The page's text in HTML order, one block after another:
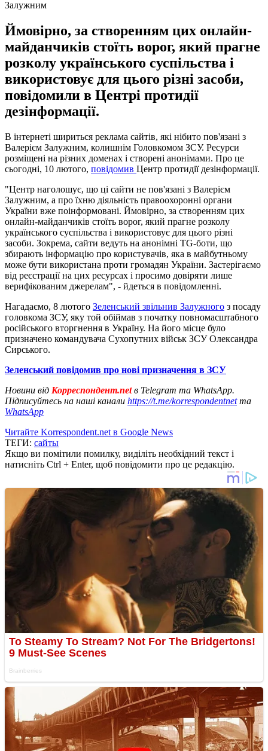
Залужним
Ймовірно, за створенням цих онлайн-
майданчиків стоїть ворог, який прагне
розколу українського суспільства і
використовує для цього різні засоби,
повідомили в Центрі протидії
дезінформації.
В інтернеті шириться реклама сайтів, які нібито пов'язані з
Валерієм Залужним, колишнім Головкомом ЗСУ. Ресурси
розміщені на різних доменах і створені анонімами. Про це
сьогодні, 10 лютого, повідомив Центр протидії дезінформації.
"Центр наголошує, що ці сайти не пов'язані з Валерієм
Залужним, а про їхню діяльність правоохоронні органи
України вже поінформовані. Ймовірно, за створенням цих
онлайн-майданчиків стоїть ворог, який прагне розколу
українського суспільства і використовує для цього різні
засоби. Зокрема, сайти ведуть на анонімні TG-боти, що
збирають інформацію про користувачів, яка в майбутньому
може бути використана проти громадян України. Застерігаємо
від реєстрації на цих ресурсах і просимо довіряти лише
верифікованим джерелам", - йдеться в повідомленні.
Нагадаємо, 8 лютого Зеленський звільнив Залужного з посаду
головкома ЗСУ, яку той обіймав з початку повномасштабного
російського вторгнення в Україну. На його місце було
призначено командувача Сухопутних військ ЗСУ Олександра
Сирського.
Зеленський повідомив про нові призначення в ЗСУ
Новини від Корреспондент.netв Telegram та WhatsApp.
Підписуйтесь на наші канали https://t.me/korrespondentnetта
WhatsApp
Читайте Korrespondent.net в Google News
ТЕГИ: сайты
Якщо ви помітили помилку, виділіть необхідний текст і
натисніть Ctrl + Enter, щоб повідомити про це редакцію.